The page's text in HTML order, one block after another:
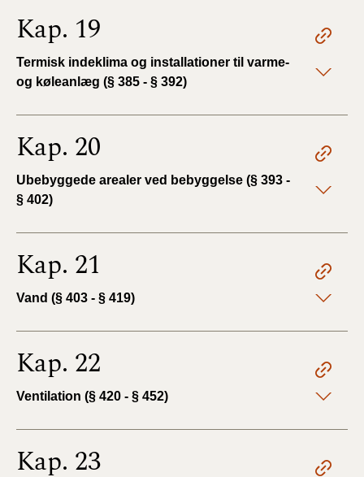
Kap. 19
Termisk indeklima og installationer til varme-
og køleanlæg (§ 385 - § 392)
Kap. 20
Ubebyggede arealer ved bebyggelse (§ 393 -
§ 402)
Kap. 21
Vand (§ 403 - § 419)
Kap. 22
Ventilation (§ 420 - § 452)
Kap. 23